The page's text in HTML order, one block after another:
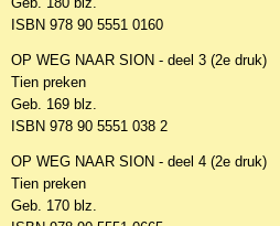
ISBN 978 90 5551 0160
OP WEG NAAR SION - deel 3 (2e druk)
Tien preken
Geb. 169 blz.
ISBN 978 90 5551 038 2
OP WEG NAAR SION - deel 4 (2e druk)
Tien preken
Geb. 170 blz.